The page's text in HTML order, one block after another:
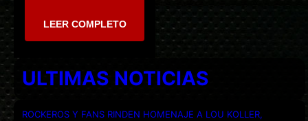
LEER COMPLETO
ULTIMAS NOTICIAS
ROCKEROS Y FANS RINDEN HOMENAJE A LOU KOLLER,